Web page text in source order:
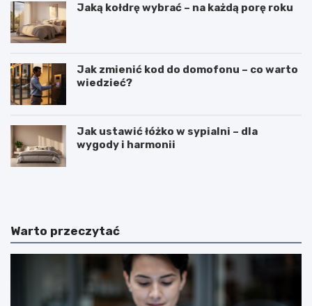
Jaką kołdrę wybrać – na każdą porę roku
Jak zmienić kod do domofonu – co warto
wiedzieć?
Jak ustawić łóżko w sypialni – dla
wygody i harmonii
C
w
o
s
C
e
s
t
Warto przeczytać